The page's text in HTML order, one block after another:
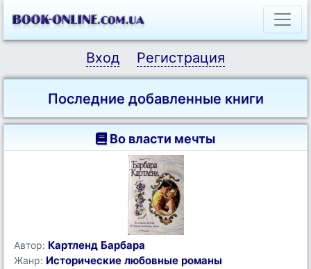
Вход Регистрация
Последние добавленные книги
Во власти мечты
Автор: Картленд Барбара
Жанр: Исторические любовные романы